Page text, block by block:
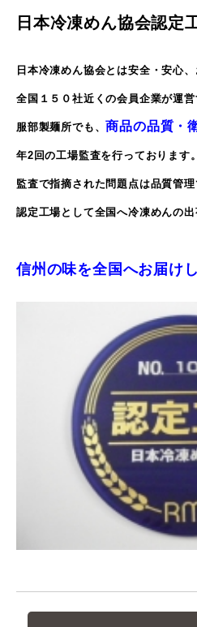
日本冷凍めん協会認定
日本冷凍めん協会とは安全・安心
全国１５０社近くの会員企業が運営
服部製麺所でも、 商品の品質・
年2回の工場監査を行っております。
監査で指摘された問題点は品質管
認定工場として全国へ冷凍めんの出
信州の味を全国へお届け